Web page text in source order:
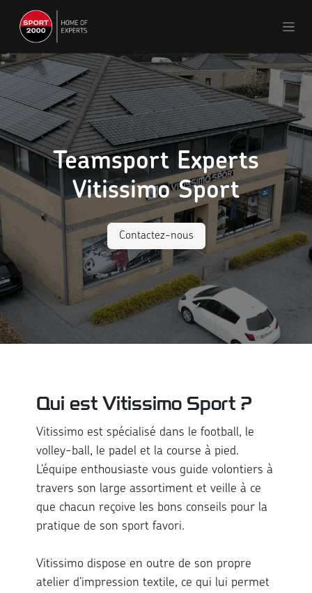
Se rendre au contenu
Teamsport Experts
Vitissimo Sport
Contactez-nous
Qui est Vitissimo Sport ?
Vitissimo est spécialisé dans le football, le
volley-ball, le padel et la course à pied.
L’équipe enthousiaste vous guide volontiers à
travers son large assortiment et veille à ce
que chacun reçoive les bons conseils pour la
pratique de son sport favori.
Vitissimo dispose en outre de son propre
atelier d’impression textile, ce qui lui permet